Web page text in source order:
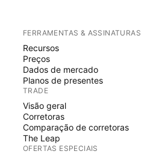
FERRAMENTAS & ASSINATURAS
Recursos
Preços
Dados de mercado
Planos de presentes
TRADE
Visão geral
Corretoras
Comparação de corretoras
The Leap
OFERTAS ESPECIAIS